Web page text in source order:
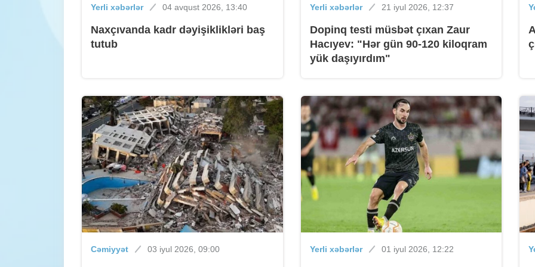
Yerli xəbərlər 04 avqust 2026, 13:40
Naxçıvanda kadr dəyişiklikləri baş
tutub
Yerli xəbərlər 21 iyul 2026, 12:37
Dopinq testi müsbət çıxan Zaur
Hacıyev: "Hər gün 90-120 kiloqram
yük daşıyırdım"
Cəmiyyət 03 iyul 2026, 09:00 Yerli xəbərlər 01 iyul 2026, 12:22